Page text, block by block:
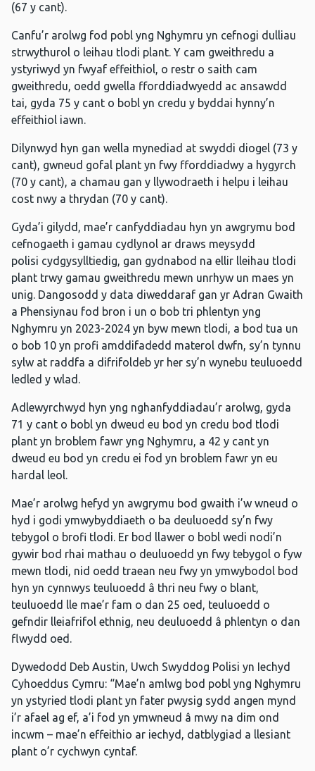
(67 y cant).
Canfu’r arolwg fod pobl yng Nghymru yn cefnogi dulliau
strwythurol o leihau tlodi plant. Y cam gweithredu a
ystyriwyd yn fwyaf effeithiol, o restr o saith cam
gweithredu, oedd gwella fforddiadwyedd ac ansawdd
tai, gyda 75 y cant o bobl yn credu y byddai hynny’n
effeithiol iawn.
Dilynwyd hyn gan wella mynediad at swyddi diogel (73 y
cant), gwneud gofal plant yn fwy fforddiadwy a hygyrch
(70 y cant), a chamau gan y llywodraeth i helpu i leihau
cost nwy a thrydan (70 y cant).
Gyda’i gilydd, mae’r canfyddiadau hyn yn awgrymu bod
cefnogaeth i gamau cydlynol ar draws meysydd
polisi cydgysylltiedig, gan gydnabod na ellir lleihau tlodi
plant trwy gamau gweithredu mewn unrhyw un maes yn
unig. Dangosodd y data diweddaraf gan yr Adran Gwaith
a Phensiynau fod bron i un o bob tri phlentyn yng
Nghymru yn 2023-2024 yn byw mewn tlodi, a bod tua un
o bob 10 yn profi amddifadedd materol dwfn, sy’n tynnu
sylw at raddfa a difrifoldeb yr her sy’n wynebu teuluoedd
ledled y wlad.
Adlewyrchwyd hyn yng nghanfyddiadau’r arolwg, gyda
71 y cant o bobl yn dweud eu bod yn credu bod tlodi
plant yn broblem fawr yng Nghymru, a 42 y cant yn
dweud eu bod yn credu ei fod yn broblem fawr yn eu
hardal leol.
Mae’r arolwg hefyd yn awgrymu bod gwaith i’w wneud o
hyd i godi ymwybyddiaeth o ba deuluoedd sy’n fwy
tebygol o brofi tlodi. Er bod llawer o bobl wedi nodi’n
gywir bod rhai mathau o deuluoedd yn fwy tebygol o fyw
mewn tlodi, nid oedd traean neu fwy yn ymwybodol bod
hyn yn cynnwys teuluoedd â thri neu fwy o blant,
teuluoedd lle mae’r fam o dan 25 oed, teuluoedd o
gefndir lleiafrifol ethnig, neu deuluoedd â phlentyn o dan
flwydd oed.
Dywedodd Deb Austin, Uwch Swyddog Polisi yn Iechyd
Cyhoeddus Cymru: “Mae’n amlwg bod pobl yng Nghymru
yn ystyried tlodi plant yn fater pwysig sydd angen mynd
i’r afael ag ef, a’i fod yn ymwneud â mwy na dim ond
incwm – mae’n effeithio ar iechyd, datblygiad a llesiant
plant o’r cychwyn cyntaf.